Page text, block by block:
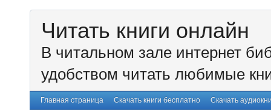
Читать книги онлайн
В читальном зале интернет
удобством читать любимые
Главная страница Скачать книги бесплатно Скачать